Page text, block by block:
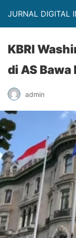
JURNAL DIGITAL
KBRI
di AS
admin